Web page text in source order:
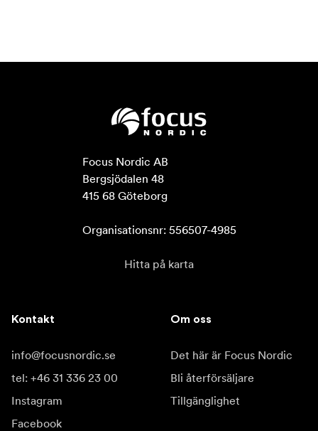
Focus Nordic AB
Bergsjödalen 48
415 68 Göteborg
Organisationsnr: 556507-4985
Hitta på karta
Kontakt
info@focusnordic.se
tel: +46 31 336 23 00
Instagram
Facebook
Om oss
Det här är Focus Nordic
Bli återförsäljare
Tillgänglighet